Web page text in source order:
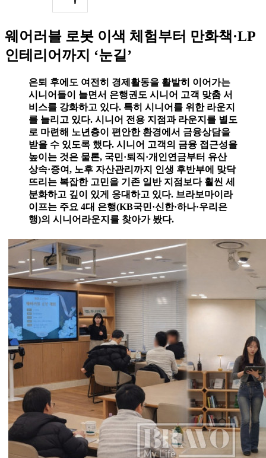
웨어러블 로봇 이색 체험부터 만화책·LP
인테리어까지 ‘눈길’
은퇴 후에도 여전히 경제활동을 활발히 이어가는
시니어들이 늘면서 은행권도 시니어 고객 맞춤 서
비스를 강화하고 있다. 특히 시니어를 위한 라운지
를 늘리고 있다. 시니어 전용 지점과 라운지를 별도
로 마련해 노년층이 편안한 환경에서 금융상담을
받을 수 있도록 했다. 시니어 고객의 금융 접근성을
높이는 것은 물론, 국민·퇴직·개인연금부터 유산
상속·증여, 노후 자산관리까지 인생 후반부에 맞닥
뜨리는 복잡한 고민을 기존 일반 지점보다 훨씬 세
분화하고 깊이 있게 응대하고 있다. 브라보마이라
이프는 주요 4대 은행(KB국민·신한·하나·우리은
행)의 시니어라운지를 찾아가 봤다.